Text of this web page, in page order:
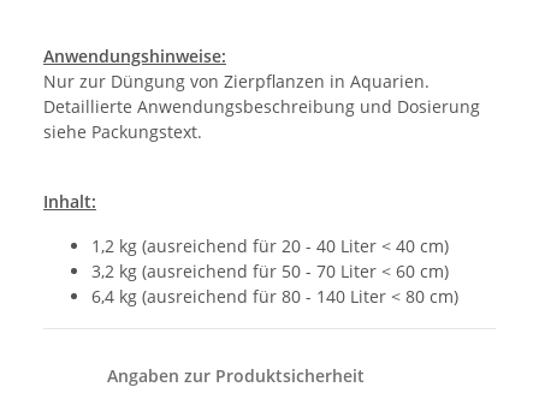
Anwendungshinweise:
Nur zur Düngung von Zierpflanzen in Aquarien.
Detaillierte Anwendungsbeschreibung und Dosierung
siehe Packungstext.
Inhalt:
1,2 kg (ausreichend für 20 - 40 Liter < 40 cm)
3,2 kg (ausreichend für 50 - 70 Liter < 60 cm)
6,4 kg (ausreichend für 80 - 140 Liter < 80 cm)
Angaben zur Produktsicherheit